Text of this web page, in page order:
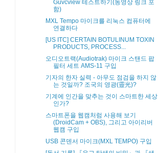
Guvcview 테스트하기(동영상 링크 포
함)
MXL Tempo 마이크를 리눅스 컴퓨터에
연결하다
[US ITC] CERTAIN BOTULINUM TOXIN
PRODUCTS, PROCESS...
오디오트랙(Audiotrak) 마이크 스탠드 팝
필터 세트 AMS-11 구입
기자의 한자 실력 - 아무도 점검을 하지 않
는 것일까? 조국의 영광(靈光)?
기계에 인간을 맞추는 것이 스마트한 세상
인가?
스마트폰을 웹캠처럼 사용해 보기
(DroidCam + OBS), 그리고 아이리버
웹캠 구입
USB 콘덴서 마이크(MXL TEMPO) 구입